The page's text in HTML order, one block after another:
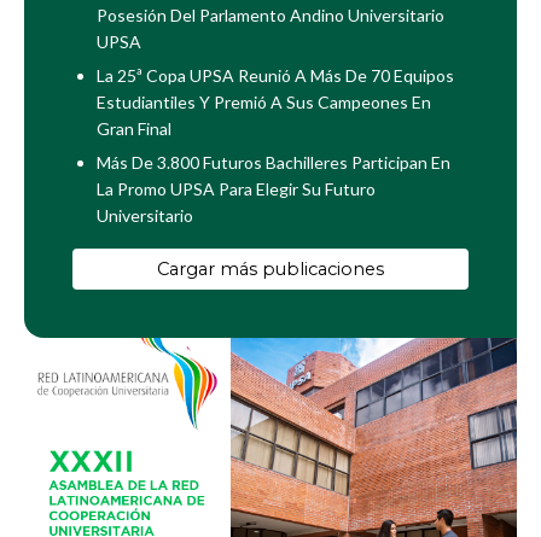
Posesión Del Parlamento Andino Universitario
UPSA
La 25ª Copa UPSA Reunió A Más De 70 Equipos
Estudiantiles Y Premió A Sus Campeones En
Gran Final
Más De 3.800 Futuros Bachilleres Participan En
La Promo UPSA Para Elegir Su Futuro
Universitario
Cargar más publicaciones